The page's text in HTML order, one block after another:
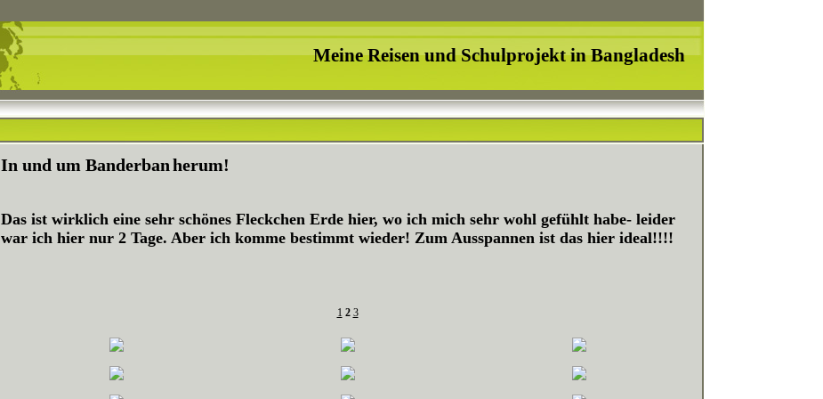
Meine Reisen und Schulprojekt in Bangladesh
In und um Banderbanherum!
Das ist wirklich eine sehr schönes Fleckchen Erde hier, wo ich mich sehr wohl gefühlt habe- leider
war ich hier nur 2 Tage. Aber ich komme bestimmt wieder! Zum Ausspannen ist das hier ideal!!!!
1 2 3